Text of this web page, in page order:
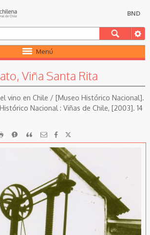
BND
Menú
Viña Santa Rita
vino en Chile / [Museo Histórico Nacional].
Nacional : Viñas de Chile, [2003]. 14
imprimirReportarCitar